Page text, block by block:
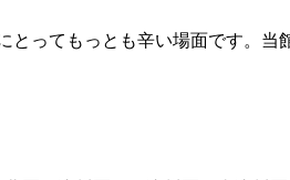
とってもっとも辛い場面です。当